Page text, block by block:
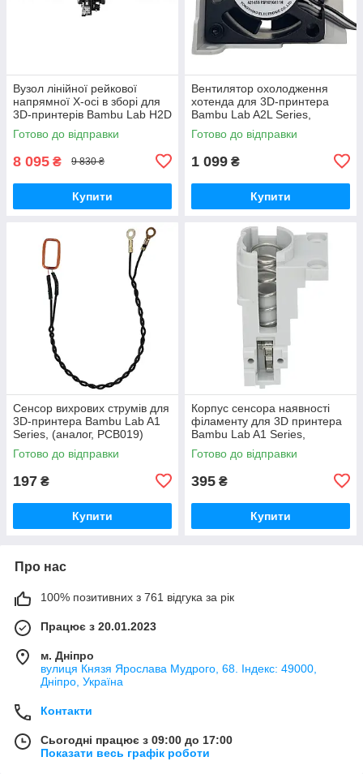
Вузол лінійної рейкової
напрямної X-осі в зборі для
3D-принтерів Bambu Lab H2D
Series, (оригінал, FAC110)
Готово до відправки
8 095 ₴ 9 830 ₴
Купити
Вентилятор охолодження
хотенда для 3D-принтера
Bambu Lab A2L Series,
безщітковий, 5В 0.4A,
(оригінал, FAF027)
Готово до відправки
1 099 ₴
Купити
Сенсор вихрових струмів для
3D-принтера Bambu Lab A1
Series, (аналог, PCB019)
Готово до відправки
197 ₴
Купити
Корпус cенсора наявності
філаменту для 3D принтера
Bambu Lab A1 Series,
(оригінал, FAC055)
Готово до відправки
395 ₴
Купити
Про нас
100% позитивних з 761 відгука за рік
Працює з 20.01.2023
м. Дніпро
вулиця Князя Ярослава Мудрого, 68. Індекс: 49000,
Дніпро, Україна
Контакти
Сьогодні працює з 09:00 до 17:00
Показати весь графік роботи